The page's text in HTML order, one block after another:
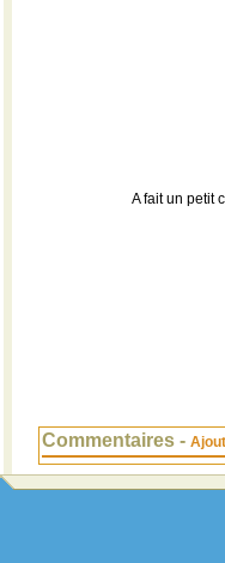
A fait un petit
Commentaires -